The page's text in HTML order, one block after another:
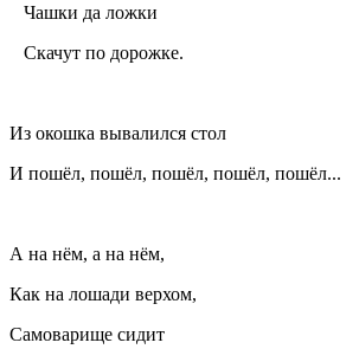
Чашки да ложки
Скачут по дорожке.
Из окошка вывалился стол
И пошёл, пошёл, пошёл, пошёл, пошёл...
А на нём, а на нём,
Как на лошади верхом,
Самоварище сидит